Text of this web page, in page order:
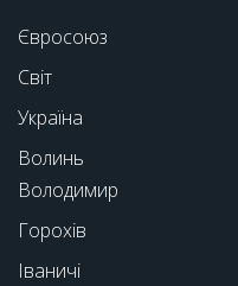
Євросоюз
Світ
Україна
Волинь
Володимир
Горохів
Іваничі